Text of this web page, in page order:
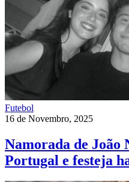
Futebol
16 de Novembro, 2025
Namorada de João
Portugal e festeja